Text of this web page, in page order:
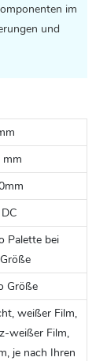
im
und
mm
Palette bei
Größe
weißer Film,
weißer Film,
je nach Ihren